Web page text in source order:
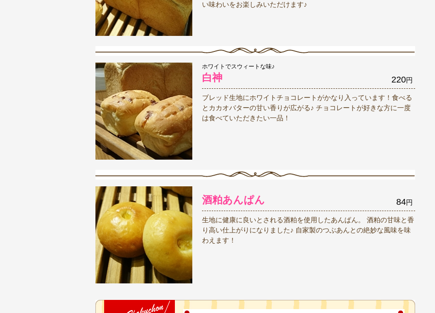
い味わいをお楽しみいただけます♪
ホワイトでスウィートな味♪
白神 220円
ブレッド生地にホワイトチョコレートがかなり入っています！食べる
とカカオバターの甘い香りが広がる♪ チョコレートが好きな方に一度
は食べていただきたい一品！
酒粕あんぱん 84円
生地に健康に良いとされる酒粕を使用したあんぱん。 酒粕の甘味と香
り高い仕上がりになりました♪ 自家製のつぶあんとの絶妙な風味を味
わえます！